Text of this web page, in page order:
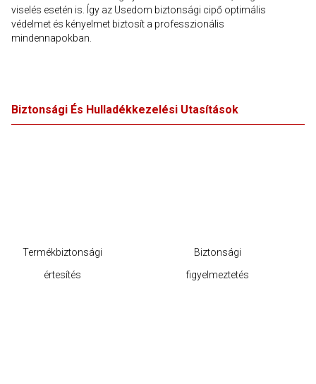
viselés esetén is. Így az Usedom biztonsági cipő optimális
védelmet és kényelmet biztosít a professzionális
mindennapokban.
Biztonsági És Hulladékkezelési Utasítások
Termékbiztonsági
értesítés
Biztonsági
figyelmeztetés